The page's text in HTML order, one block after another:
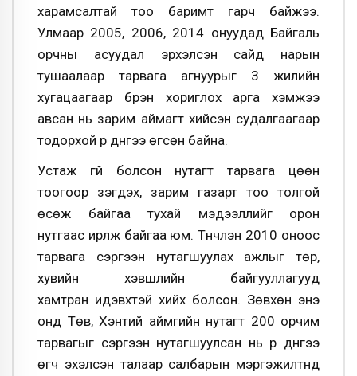
харамсалтай тоо баримт гарч байжээ.
Улмаар 2005, 2006, 2014 онуудад Байгаль
орчны асуудал эрхэлсэн сайд нарын
тушаалаар тарвага агнуурыг 3 жилийн
хугацаагаар бүрэн хориглох арга хэмжээ
авсан нь зарим аймагт хийсэн судалгаагаар
тодорхой үр дүнгээ өгсөн байна.
Устаж үгүй болсон нутагт тарвага цөөн
тоогоор үзэгдэх, зарим газарт тоо толгой
өсөж байгаа тухай мэдээллийг орон
нутгаас ирүүлж байгаа юм. Түүнчлэн 2010 оноос
тарвага сэргээн нутагшуулах ажлыг төр,
хувийн хэвшлийн байгууллагууд
хамтран идэвхтэй хийх болсон. Зөвхөн энэ
онд Төв, Хэнтий аймгийн нутагт 200 орчим
тарвагыг сэргээн нутагшуулсан нь үр дүнгээ
өгч эхэлсэн талаар салбарын мэргэжилтнүүд